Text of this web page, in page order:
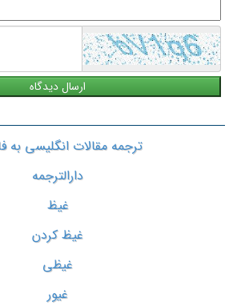
ترجمه مقالات انگلیسی به
دارالترجمه
غیظ
غیظ کردن
غیظی
غیور